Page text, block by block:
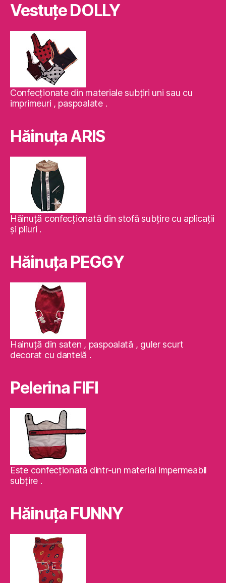
Vestuţe DOLLY
Confecţionate din materiale subţiri uni sau cu
imprimeuri , paspoalate .
Hăinuţa ARIS
Hăinuţă confecţionată din stofă subţire cu aplicaţii
şi pliuri .
Hăinuţa PEGGY
Hainuţă din saten , paspoalată , guler scurt
decorat cu dantelă .
Pelerina FIFI
Este confecţionată dintr-un material impermeabil
subţire .
Hăinuţa FUNNY